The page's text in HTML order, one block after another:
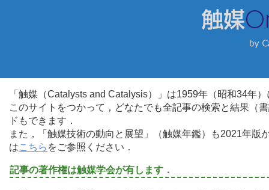
「触媒（Catalysts and Catalysis）」は1959年（昭和34年
このサイトをつかって，どなたでも全記事の検索と結果（
ドもできます．
また，「触媒技術の動向と展望」（触媒年鑑）も2021年
はこちら をご参照ください．
記事の著作権は触媒学会が有します．